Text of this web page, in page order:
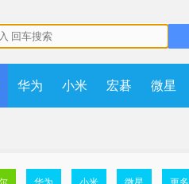
华为 小米 宏碁 微星